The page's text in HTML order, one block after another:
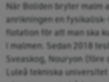
När Boliden bryter malm
anrikningen en
flotation för att man ska
i malmen. Sedan 2018
Sveaskog, Nouryon (före
Luleå tekniska